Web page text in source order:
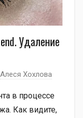
Удаление
Алеся Хохлова
в процессе
Как видите,